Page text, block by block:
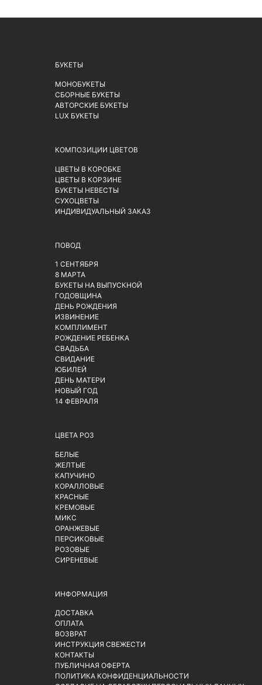
БУКЕТЫ
МОНОБУКЕТЫ
СБОРНЫЕ БУКЕТЫ
АВТОРСКИЕ БУКЕТЫ
LUX БУКЕТЫ
КОМПОЗИЦИИ ЦВЕТОВ
ЦВЕТЫ В КОРОБКЕ
ЦВЕТЫ В КОРЗИНЕ
БУКЕТЫ НЕВЕСТЫ
СУХОЦВЕТЫ
ИНДИВИДУАЛЬНЫЙ ЗАКАЗ
ПОВОД
1 СЕНТЯБРЯ
8 МАРТА
БУКЕТЫ НА ВЫПУСКНОЙ
ГОДОВЩИНА
ДЕНЬ РОЖДЕНИЯ
ИЗВИНЕНИЕ
КОМПЛИМЕНТ
РОЖДЕНИЕ РЕБЕНКА
СВАДЬБА
СВИДАНИЕ
ЮБИЛЕЙ
ДЕНЬ МАТЕРИ
НОВЫЙ ГОД
14 ФЕВРАЛЯ
ЦВЕТА РОЗ
БЕЛЫЕ
ЖЕЛТЫЕ
КАПУЧИНО
КОРАЛЛОВЫЕ
КРАСНЫЕ
КРЕМОВЫЕ
МИКС
ОРАНЖЕВЫЕ
ПЕРСИКОВЫЕ
РОЗОВЫЕ
СИРЕНЕВЫЕ
ИНФОРМАЦИЯ
ДОСТАВКА
ОПЛАТА
ВОЗВРАТ
ИНСТРУКЦИЯ СВЕЖЕСТИ
КОНТАКТЫ
ПУБЛИЧНАЯ ОФЕРТА
ПОЛИТИКА КОНФИДЕНЦИАЛЬНОСТИ